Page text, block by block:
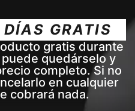
DÍAS GRATIS
gratis durante
quedárselo y
completo. Si no
en cualquier
cobrará nada.